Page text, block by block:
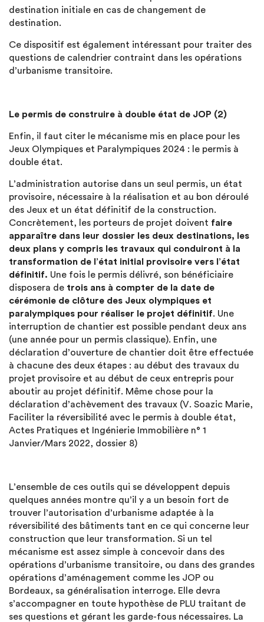
destination initiale en cas de changement de
destination.
Ce dispositif est également intéressant pour traiter des
questions de calendrier contraint dans les opérations
d’urbanisme transitoire.
Le permis de construire à double état de JOP (2)
Enfin, il faut citer le mécanisme mis en place pour les
Jeux Olympiques et Paralympiques 2024 : le permis à
double état.
L’administration autorise dans un seul permis, un état
provisoire, nécessaire à la réalisation et au bon déroulé
des Jeux et un état définitif de la construction.
Concrètement, les porteurs de projet doivent faire
apparaître dans leur dossier les deux destinations, les
deux plans y compris les travaux qui conduiront à la
transformation de l’état initial provisoire vers l’état
définitif. Une fois le permis délivré, son bénéficiaire
disposera de trois ans à compter de la date de
cérémonie de clôture des Jeux olympiques et
paralympiques pour réaliser le projet définitif. Une
interruption de chantier est possible pendant deux ans
(une année pour un permis classique). Enfin, une
déclaration d’ouverture de chantier doit être effectuée
à chacune des deux étapes : au début des travaux du
projet provisoire et au début de ceux entrepris pour
aboutir au projet définitif. Même chose pour la
déclaration d’achèvement des travaux (V. Soazic Marie,
Faciliter la réversibilité avec le permis à double état,
Actes Pratiques et Ingénierie Immobilière n° 1
Janvier/Mars 2022, dossier 8)
L’ensemble de ces outils qui se développent depuis
quelques années montre qu’il y a un besoin fort de
trouver l’autorisation d’urbanisme adaptée à la
réversibilité des bâtiments tant en ce qui concerne leur
construction que leur transformation. Si un tel
mécanisme est assez simple à concevoir dans des
opérations d’urbanisme transitoire, ou dans des grandes
opérations d’aménagement comme les JOP ou
Bordeaux, sa généralisation interroge. Elle devra
s’accompagner en toute hypothèse de PLU traitant de
ses questions et gérant les garde-fous nécessaires. La